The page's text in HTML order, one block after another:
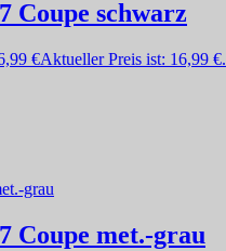
Coupe schwarz
€Aktueller Preis ist: 16,99 €.
Coupe met.-grau